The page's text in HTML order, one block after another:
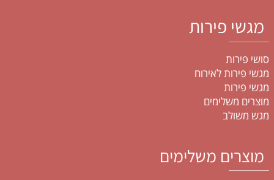
מגשי פירות
סושי פירות
מגשי פירות לאירוח
מגשי פירות
מוצרים משלימים
מגש משולב
מוצרים משלימים